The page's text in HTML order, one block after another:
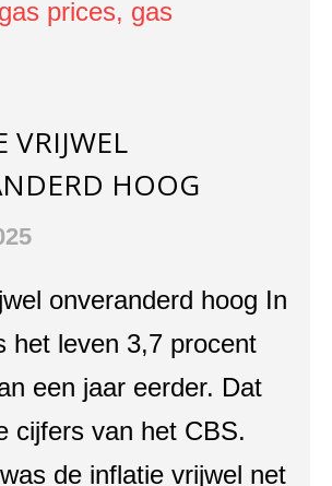
VRIJWEL
HOOG
onveranderd hoog In
het leven 3,7 procent
een jaar eerder. Dat
cijfers van het CBS.
de inflatie vrijwel net